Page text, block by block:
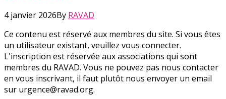
4 janvier 2026By RAVAD
Ce contenu est réservé aux membres du site. Si vous êtes
un utilisateur existant, veuillez vous connecter.
L'inscription est réservée aux associations qui sont
membres du RAVAD. Vous ne pouvez pas nous contacter
en vous inscrivant, il faut plutôt nous envoyer un email
sur urgence@ravad.org.